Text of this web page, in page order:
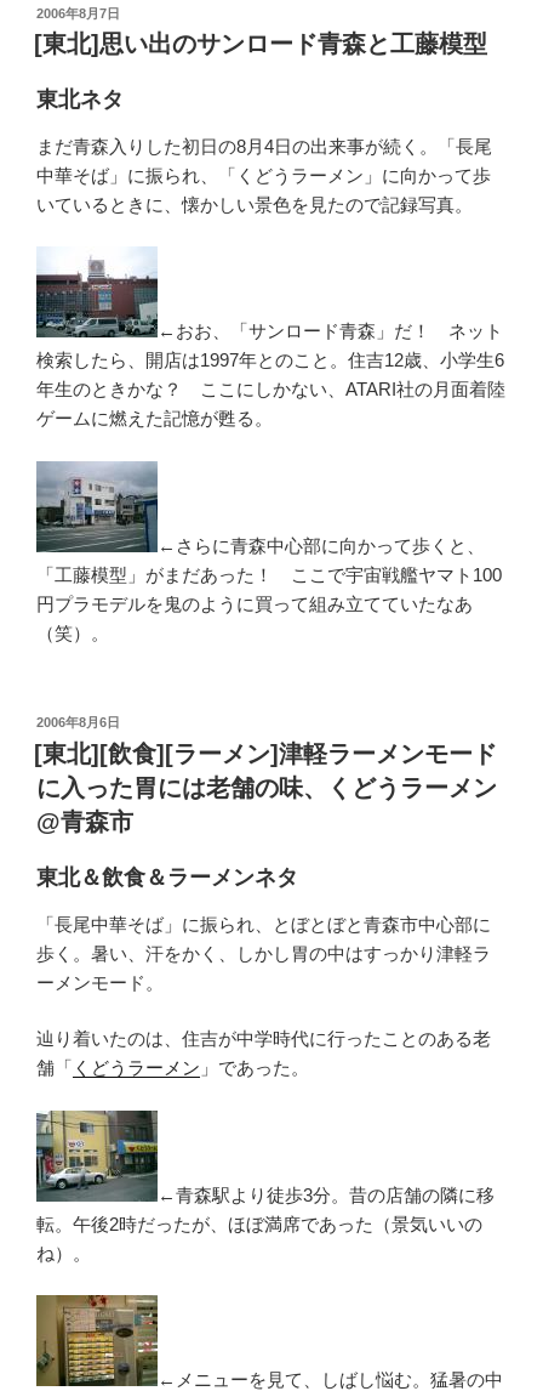
投
稿
日:
2006年8月7日
[東北]思い出のサンロード青森と工藤模型
東北ネタ
まだ青森入りした初日の8月4日の出来事が続く。「長尾
中華そば」に振られ、「くどうラーメン」に向かって歩
いているときに、懐かしい景色を見たので記録写真。
←おお、「サンロード青森」だ！ ネット
検索したら、開店は1997年とのこと。住吉12歳、小学生6
年生のときかな？ ここにしかない、ATARI社の月面着陸
ゲームに燃えた記憶が甦る。
←さらに青森中心部に向かって歩くと、
「工藤模型」がまだあった！ ここで宇宙戦艦ヤマト100
円プラモデルを鬼のように買って組み立てていたなあ
（笑）。
投
稿
日:
2006年8月6日
[東北][飲食][ラーメン]津軽ラーメンモード
に入った胃には老舗の味、くどうラーメン
@青森市
東北＆飲食＆ラーメンネタ
「長尾中華そば」に振られ、とぼとぼと青森市中心部に
歩く。暑い、汗をかく、しかし胃の中はすっかり津軽ラ
ーメンモード。
辿り着いたのは、住吉が中学時代に行ったことのある老
舗「 くどうラーメン 」であった。
←青森駅より徒歩3分。昔の店舗の隣に移
転。午後2時だったが、ほぼ満席であった（景気いいの
ね）。
←メニューを見て、しばし悩む。猛暑の中